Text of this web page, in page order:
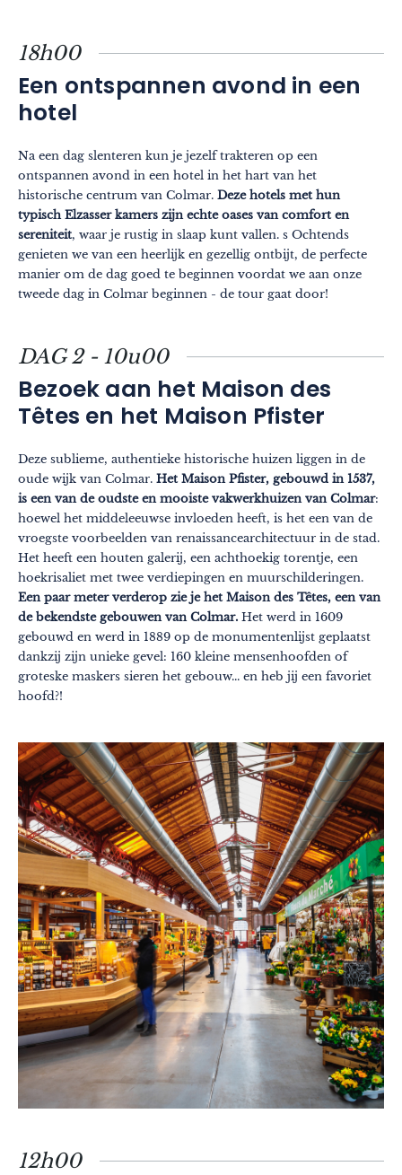
18h00
Een ontspannen avond in een
hotel
Na een dag slenteren kun je jezelf trakteren op een
ontspannen avond in een hotel in het hart van het
historische centrum van Colmar. Deze hotels met hun
typisch Elzasser kamers zijn echte oases van comfort en
sereniteit, waar je rustig in slaap kunt vallen. s Ochtends
genieten we van een heerlijk en gezellig ontbijt, de perfecte
manier om de dag goed te beginnen voordat we aan onze
tweede dag in Colmar beginnen - de tour gaat door!
DAG 2 - 10u00
Bezoek aan het Maison des
Têtes en het Maison Pfister
Deze sublieme, authentieke historische huizen liggen in de
oude wijk van Colmar. Het Maison Pfister, gebouwd in 1537,
is een van de oudste en mooiste vakwerkhuizen van Colmar:
hoewel het middeleeuwse invloeden heeft, is het een van de
vroegste voorbeelden van renaissancearchitectuur in de stad.
Het heeft een houten galerij, een achthoekig torentje, een
hoekrisaliet met twee verdiepingen en muurschilderingen.
Een paar meter verderop zie je het Maison des Têtes, een van
de bekendste gebouwen van Colmar. Het werd in 1609
gebouwd en werd in 1889 op de monumentenlijst geplaatst
dankzij zijn unieke gevel: 160 kleine mensenhoofden of
groteske maskers sieren het gebouw... en heb jij een favoriet
hoofd?!
12h00